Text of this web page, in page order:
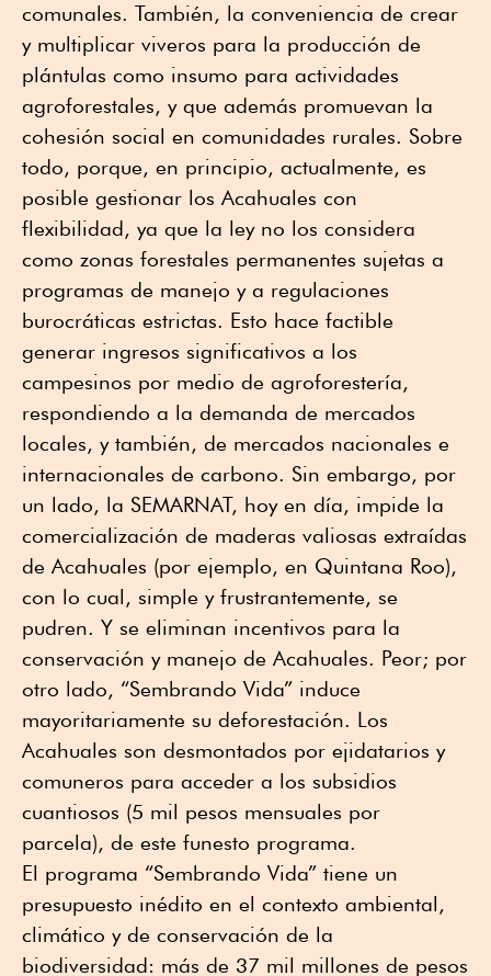
comunales. También, la conveniencia de crear
y multiplicar viveros para la producción de
plántulas como insumo para actividades
agroforestales, y que además promuevan la
cohesión social en comunidades rurales. Sobre
todo, porque, en principio, actualmente, es
posible gestionar los Acahuales con
flexibilidad, ya que la ley no los considera
como zonas forestales permanentes sujetas a
programas de manejo y a regulaciones
burocráticas estrictas. Esto hace factible
generar ingresos significativos a los
campesinos por medio de agroforestería,
respondiendo a la demanda de mercados
locales, y también, de mercados nacionales e
internacionales de carbono. Sin embargo, por
un lado, la SEMARNAT, hoy en día, impide la
comercialización de maderas valiosas extraídas
de Acahuales (por ejemplo, en Quintana Roo),
con lo cual, simple y frustrantemente, se
pudren. Y se eliminan incentivos para la
conservación y manejo de Acahuales. Peor; por
otro lado, “Sembrando Vida” induce
mayoritariamente su deforestación. Los
Acahuales son desmontados por ejidatarios y
comuneros para acceder a los subsidios
cuantiosos (5 mil pesos mensuales por
parcela), de este funesto programa.
El programa “Sembrando Vida” tiene un
presupuesto inédito en el contexto ambiental,
climático y de conservación de la
biodiversidad: más de 37 mil millones de pesos